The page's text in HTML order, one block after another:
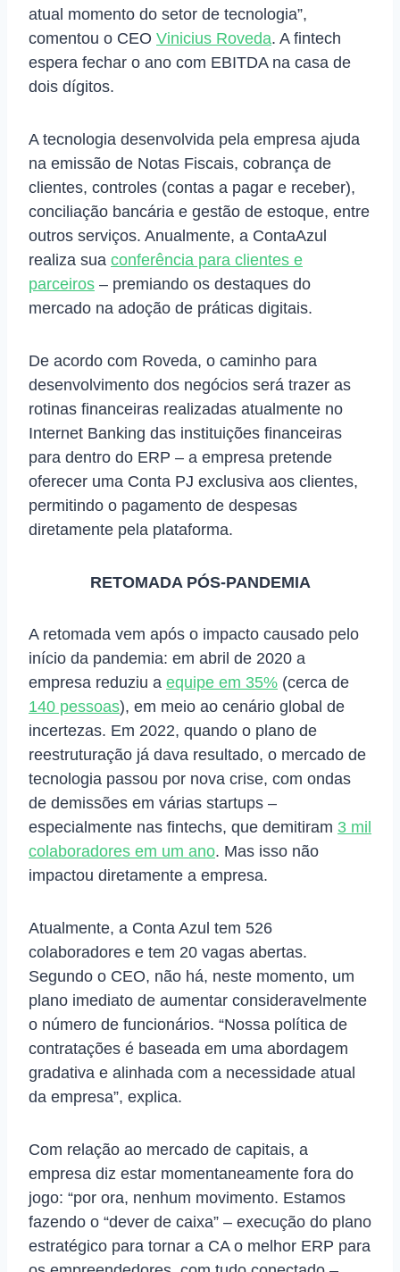
atual momento do setor de tecnologia”,
comentou o CEO Vinicius Roveda. A fintech
espera fechar o ano com EBITDA na casa de
dois dígitos.
A tecnologia desenvolvida pela empresa ajuda
na emissão de Notas Fiscais, cobrança de
clientes, controles (contas a pagar e receber),
conciliação bancária e gestão de estoque, entre
outros serviços. Anualmente, a ContaAzul
realiza sua conferência para clientes e
parceiros – premiando os destaques do
mercado na adoção de práticas digitais.
De acordo com Roveda, o caminho para
desenvolvimento dos negócios será trazer as
rotinas financeiras realizadas atualmente no
Internet Banking das instituições financeiras
para dentro do ERP – a empresa pretende
oferecer uma Conta PJ exclusiva aos clientes,
permitindo o pagamento de despesas
diretamente pela plataforma.
RETOMADA PÓS-PANDEMIA
A retomada vem após o impacto causado pelo
início da pandemia: em abril de 2020 a
empresa reduziu a equipe em 35% (cerca de
140 pessoas), em meio ao cenário global de
incertezas. Em 2022, quando o plano de
reestruturação já dava resultado, o mercado de
tecnologia passou por nova crise, com ondas
de demissões em várias startups –
especialmente nas fintechs, que demitiram 3 mil
colaboradores em um ano. Mas isso não
impactou diretamente a empresa.
Atualmente, a Conta Azul tem 526
colaboradores e tem 20 vagas abertas.
Segundo o CEO, não há, neste momento, um
plano imediato de aumentar consideravelmente
o número de funcionários. “Nossa política de
contratações é baseada em uma abordagem
gradativa e alinhada com a necessidade atual
da empresa”, explica.
Com relação ao mercado de capitais, a
empresa diz estar momentaneamente fora do
jogo: “por ora, nenhum movimento. Estamos
fazendo o “dever de caixa” – execução do plano
estratégico para tornar a CA o melhor ERP para